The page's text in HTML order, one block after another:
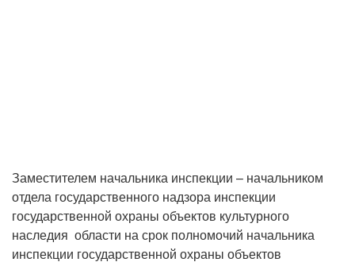
Заместителем начальника инспекции – начальником
отдела государственного надзора инспекции
государственной охраны объектов культурного
наследия области на срок полномочий начальника
инспекции государственной охраны объектов